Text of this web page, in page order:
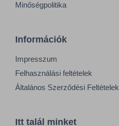
Minőségpolitika
Információk
Impresszum
Felhasználási feltételek
Általános Szerződési Feltételek
Itt talál minket